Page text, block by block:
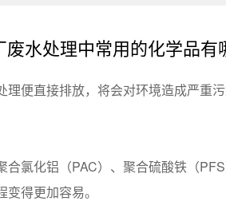
废水处理中常用的化学品有
便直接排放，将会对环境造成严重
氯化铝（PAC）、聚合硫酸铁（
得更加容易。